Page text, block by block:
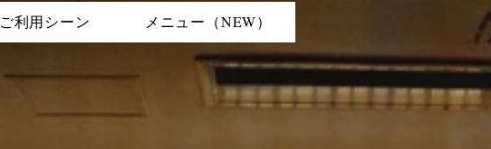
ご利用シーン メニュー（NEW）